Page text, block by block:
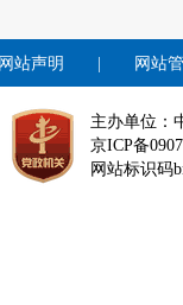
网站声明 网站
主办单位：
京ICP备
网站标识码